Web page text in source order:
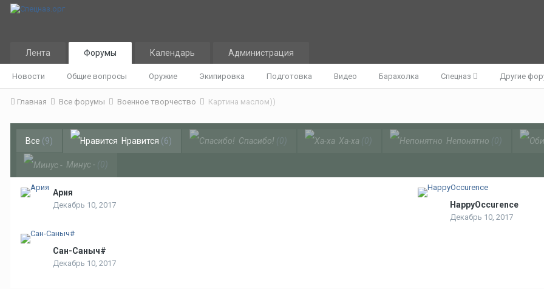
Лента Форумы
Новости Общие вопросы Оружие Экипировка Подготовка Видео Барахолка Спецназ Другие
Календарь Администрация
Главная Все форумы Военное творчество Картина маслом))
Все (9) Нравится (6) Спасибо! (0) Ха-ха (0) Непонятно (0)
Минус - (0)
Ария
Декабрь 10, 2017 HappyOccurence
Декабрь 10, 2017
Сан-Саныч#
Декабрь 10, 2017